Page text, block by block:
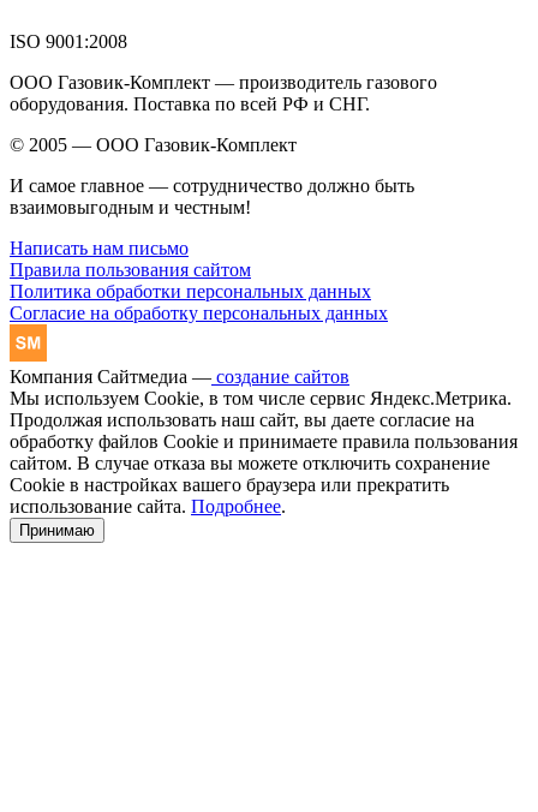
ISO 9001:2008
ООО Газовик-Комплект — производитель газового
оборудования. Поставка по всей РФ и СНГ.
© 2005 — ООО Газовик-Комплект
И самое главное — сотрудничество должно быть
взаимовыгодным и честным!
Написать нам письмо
Правила пользования сайтом
Политика обработки персональных данных
Согласие на обработку персональных данных
Компания Сайтмедиа — создание сайтов
Мы используем Cookie, в том числе сервис Яндекс.Метрика.
Продолжая использовать наш сайт, вы даете согласие на
обработку файлов Cookie и принимаете правила пользования
сайтом. В случае отказа вы можете отключить сохранение
Cookie в настройках вашего браузера или прекратить
использование сайта. Подробнее.
Принимаю